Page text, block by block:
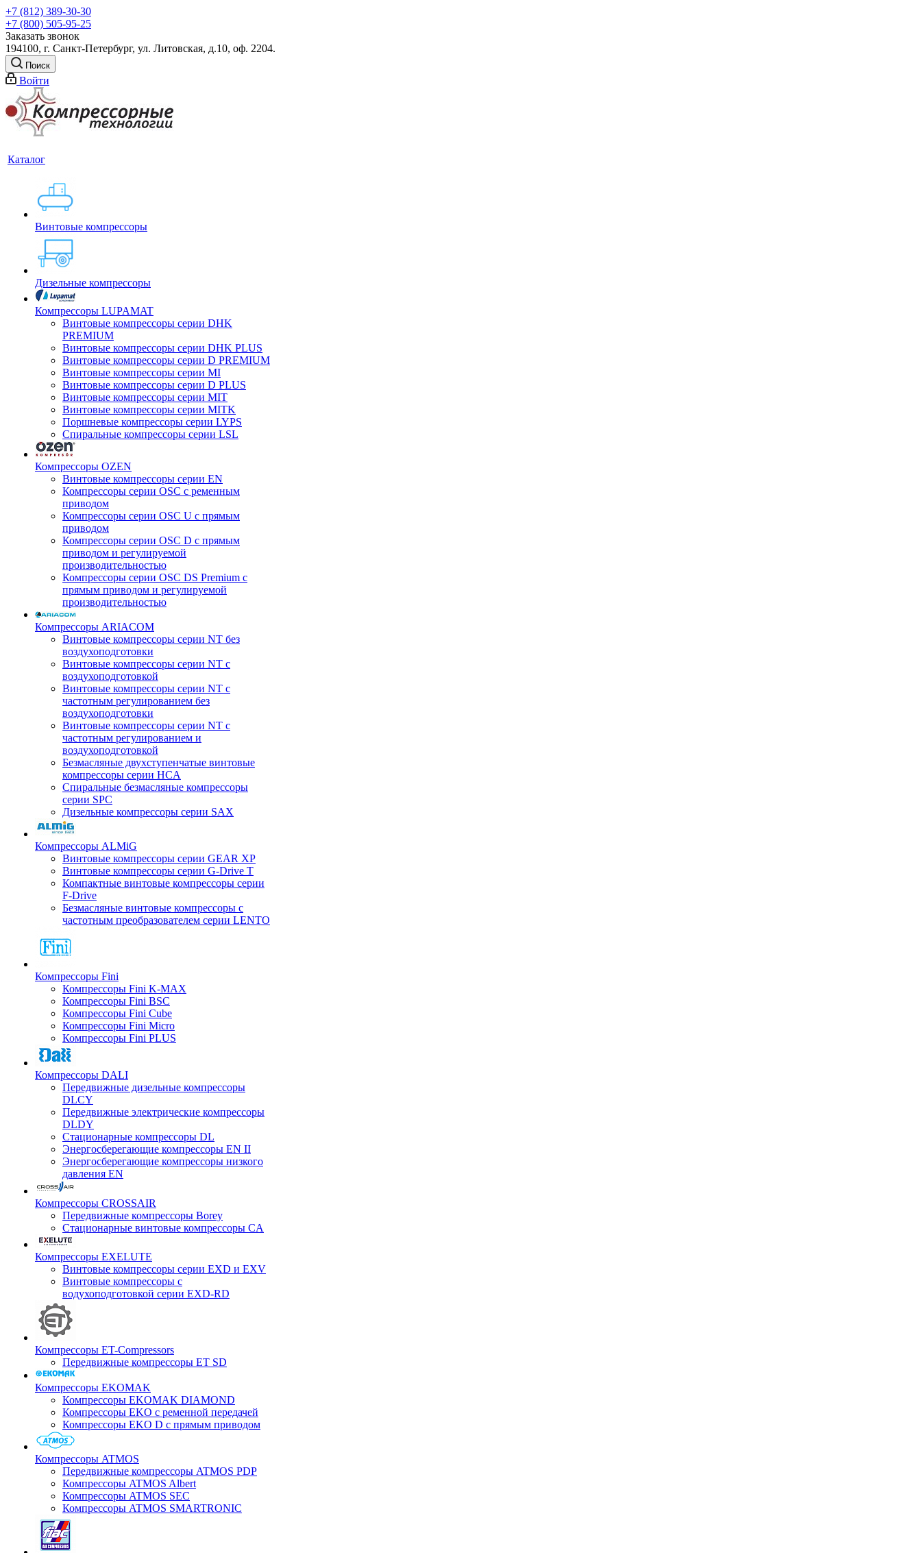
+7 (812) 389-30-30
+7 (800) 505-95-25
Заказать звонок
194100, г. Санкт-Петербург, ул. Литовская, д.10, оф. 2204.
Поиск
Войти
Каталог
Винтовые компрессоры
Дизельные компрессоры
Компрессоры LUPAMAT
Винтовые компрессоры серии DHK
PREMIUM
Винтовые компрессоры серии DHK PLUS
Винтовые компрессоры серии D PREMIUM
Винтовые компрессоры серии MI
Винтовые компрессоры серии D PLUS
Винтовые компрессоры серии MIT
Винтовые компрессоры серии MITK
Поршневые компрессоры серии LYPS
Спиральные компрессоры серии LSL
Компрессоры OZEN
Винтовые компрессоры серии EN
Компрессоры серии OSC с ременным
приводом
Компрессоры серии OSC U с прямым
приводом
Компрессоры серии OSC D с прямым
приводом и регулируемой
производительностью
Компрессоры серии OSC DS Premium с
прямым приводом и регулируемой
производительностью
Компрессоры ARIACOM
Винтовые компрессоры серии NT без
воздухоподготовки
Винтовые компрессоры серии NT c
воздухоподготовкой
Винтовые компрессоры серии NT с
частотным регулированием без
воздухоподготовки
Винтовые компрессоры серии NT с
частотным регулированием и
воздухоподготовкой
Безмасляные двухступенчатые винтовые
компрессоры серии HCA
Спиральные безмасляные компрессоры
серии SPC
Дизельные компрессоры серии SAX
Компрессоры ALMiG
Винтовые компрессоры серии GEAR XP
Винтовые компрессоры серии G-Drive T
Компактные винтовые компрессоры серии
F-Drive
Безмасляные винтовые компрессоры с
частотным преобразователем серии LENTO
Компрессоры Fini
Компрессоры Fini K-MAX
Компрессоры Fini BSC
Компрессоры Fini Cube
Компрессоры Fini Micro
Компрессоры Fini PLUS
Компрессоры DALI
Передвижные дизельные компрессоры
DLCY
Передвижные электрические компрессоры
DLDY
Стационарные компрессоры DL
Энергосберегающие компрессоры EN II
Энергосберегающие компрессоры низкого
давления EN
Компрессоры CROSSAIR
Передвижные компрессоры Borey
Стационарные винтовые компрессоры CA
Компрессоры EXELUTE
Винтовые компрессоры серии EXD и EXV
Винтовые компрессоры с
водухоподготовкой серии EXD-RD
Компрессоры ET-Compressors
Передвижные компрессоры ET SD
Компрессоры EKOMAK
Компрессоры EKOMAK DIAMOND
Компрессоры EKO c ременной передачей
Компрессоры EKO D с прямым приводом
Компрессоры ATMOS
Передвижные компрессоры ATMOS PDP
Компрессоры ATMOS Albert
Компрессоры ATMOS SEC
Компрессоры ATMOS SMARTRONIC